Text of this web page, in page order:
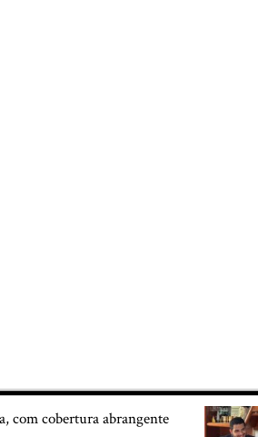
com cobertura abrangente